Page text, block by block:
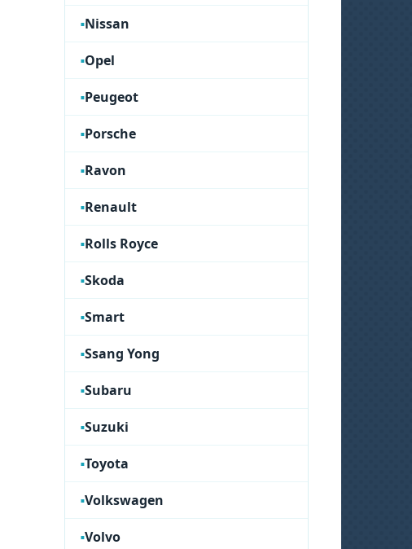
Nissan
Opel
Peugeot
Porsche
Ravon
Renault
Rolls Royce
Skoda
Smart
Ssang Yong
Subaru
Suzuki
Toyota
Volkswagen
Volvo